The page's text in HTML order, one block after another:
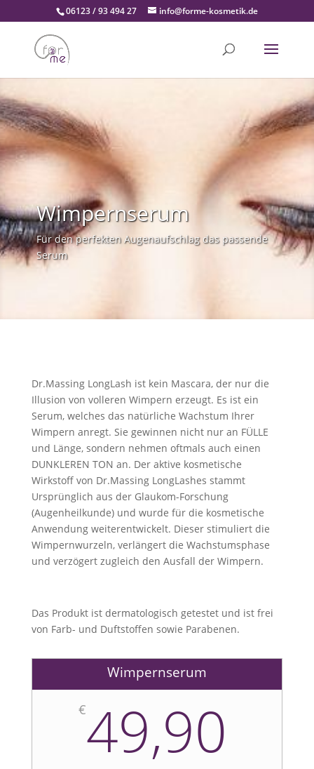
06123 / 93 494 27 info@forme-kosmetik.de
Wimpernserum
Für den perfekten Augenaufschlag das passende
Serum
Dr.Massing LongLash ist kein Mascara, der nur die
Illusion von volleren Wimpern erzeugt. Es ist ein
Serum, welches das natürliche Wachstum Ihrer
Wimpern anregt. Sie gewinnen nicht nur an FÜLLE
und Länge, sondern nehmen oftmals auch einen
DUNKLEREN TON an. Der aktive kosmetische
Wirkstoff von Dr.Massing LongLashes stammt
Ursprünglich aus der Glaukom-Forschung
(Augenheilkunde) und wurde für die kosmetische
Anwendung weiterentwickelt. Dieser stimuliert die
Wimpernwurzeln, verlängert die Wachstumsphase
und verzögert zugleich den Ausfall der Wimpern.
Das Produkt ist dermatologisch getestet und ist frei
von Farb- und Duftstoffen sowie Parabenen.
Wimpernserum
€49,90